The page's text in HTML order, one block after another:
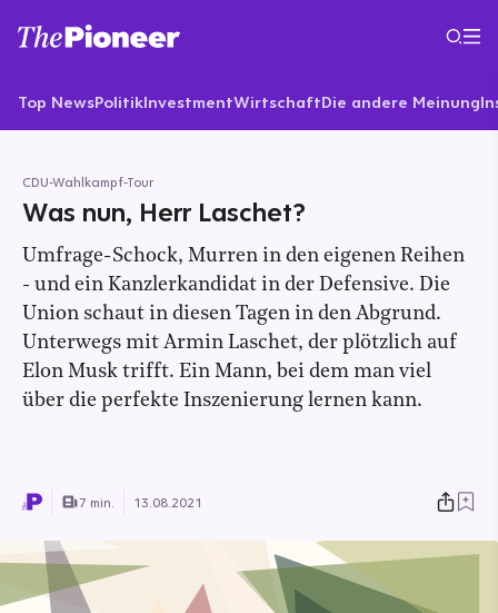
Top NewsPolitikInvestmentWirtschaftDie andere Meinung
CDU-Wahlkampf-Tour
Was nun, Herr Laschet?
Umfrage-Schock, Murren in den eigenen Reihen
- und ein Kanzlerkandidat in der Defensive. Die
Union schaut in diesen Tagen in den Abgrund.
Unterwegs mit Armin Laschet, der plötzlich auf
Elon Musk trifft. Ein Mann, bei dem man viel
über die perfekte Inszenierung lernen kann.
7 min. 13.08.2021